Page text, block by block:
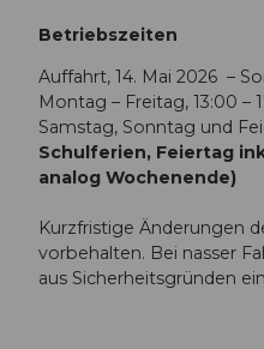
Betriebszeiten
Auffahrt, 14. Mai 2026 –
Montag – Freitag, 13:00 –
Samstag, Sonntag und
Schulferien, Feiertag
analog Wochenende)
Kurzfristige Änderungen
vorbehalten. Bei nasser
aus Sicherheitsgründen